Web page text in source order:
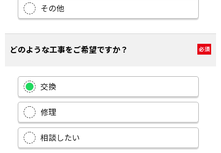
その他
どのような工事をご希望ですか？ 必須
交換
修理
相談したい